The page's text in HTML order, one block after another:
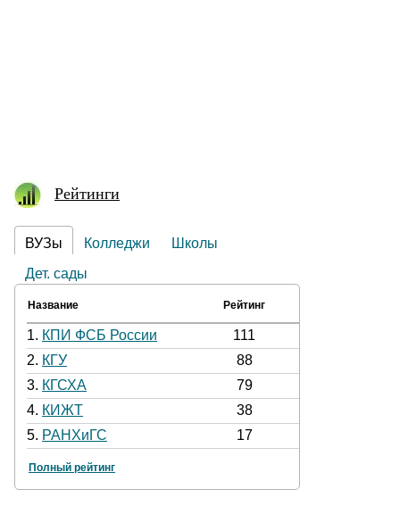
Рейтинги
ВУЗы Колледжи
Школы
Дет. сады
Название Рейтинг
1. КПИ ФСБ России
111
2. КГУ
88
3. КГСХА
79
4. КИЖТ
38
5. РАНХиГС 17
Полный рейтинг